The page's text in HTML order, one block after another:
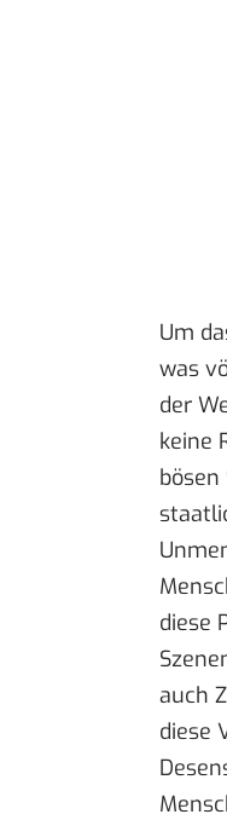
Um
was
der
keine
diese
auch
diese